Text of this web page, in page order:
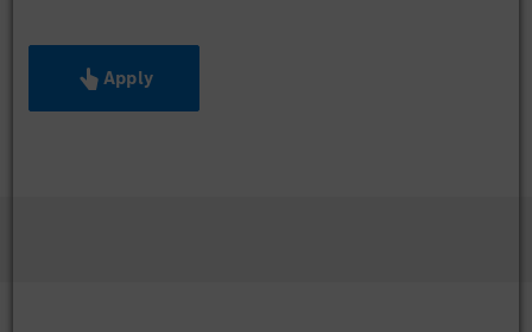
Apply